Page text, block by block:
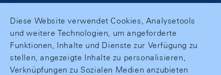
Diese Website verwendet Cookies, Analysetools
und weitere Technologien, um angeforderte
Funktionen, Inhalte und Dienste zur Verfügung zu
stellen, angezeigte Inhalte zu personalisieren,
Verknüpfungen zu Sozialen Medien anzubieten